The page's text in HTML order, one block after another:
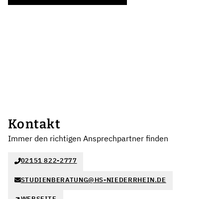
Kontakt
Immer den richtigen Ansprechpartner finden
02151 822-2777
STUDIENBERATUNG@HS-NIEDERRHEIN.DE